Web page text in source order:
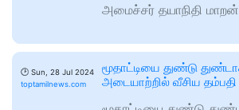
அமைச்சர் தயாநிதி
🕑 Sun, 28 Jul 2024
toptamilnews.com
மூதாட்டியை துண்டு
அடையாற்றில் வீசிய தம்பதி